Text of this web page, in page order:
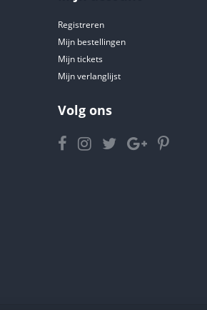
Registreren
Mijn bestellingen
Mijn tickets
Mijn verlanglijst
Volg ons